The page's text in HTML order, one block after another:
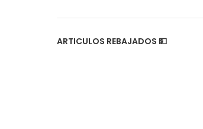
ARTICULOS REBAJADOS 💵